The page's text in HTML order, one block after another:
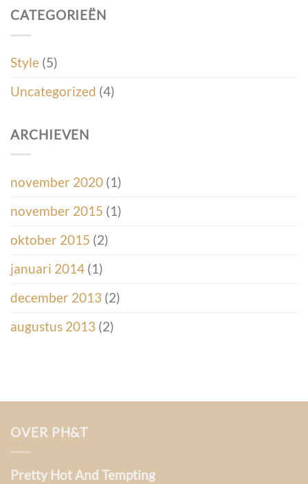
CATEGORIEËN
Style (5)
Uncategorized (4)
ARCHIEVEN
november 2020 (1)
november 2015 (1)
oktober 2015 (2)
januari 2014 (1)
december 2013 (2)
augustus 2013 (2)
OVER PH&T
Pretty Hot And Tempting